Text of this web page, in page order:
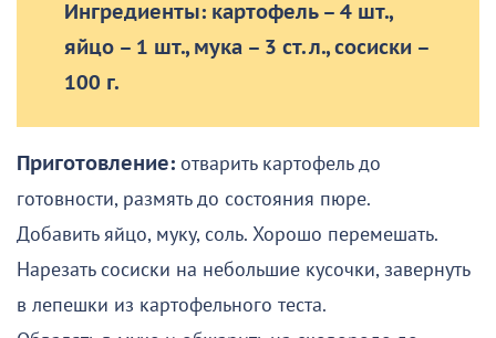
Ингредиенты: картофель – 4 шт.,
яйцо – 1 шт., мука – 3 ст. л., сосиски –
100 г.
Приготовление: отварить картофель до
готовности, размять до состояния пюре.
Добавить яйцо, муку, соль. Хорошо перемешать.
Нарезать сосиски на небольшие кусочки, завернуть
в лепешки из картофельного теста.